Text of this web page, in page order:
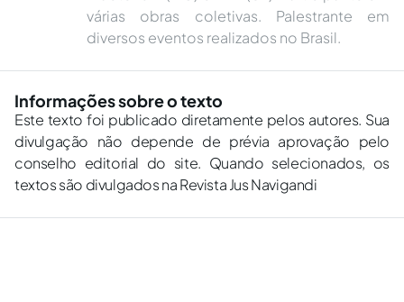
várias obras coletivas. Palestrante em
diversos eventos realizados no Brasil.
Informações sobre o texto
Este texto foi publicado diretamente pelos autores. Sua
divulgação não depende de prévia aprovação pelo
conselho editorial do site. Quando selecionados, os
textos são divulgados na Revista Jus Navigandi